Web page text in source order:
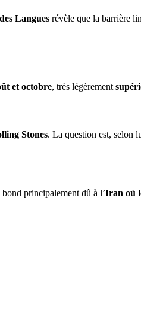
Langues révèle que la barrière
et octobre, très légèrement
Stones. La question est, selon
principalement dû à l’Iran où